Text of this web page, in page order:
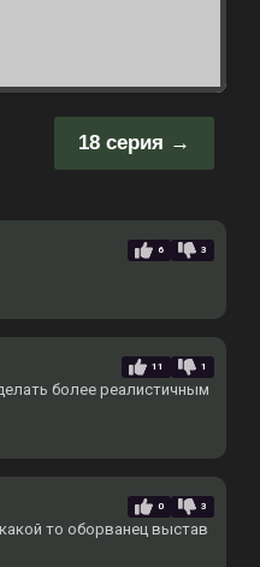
18 серия
6 3
11 1
более реалистичным
0 3
то оборванец выстав